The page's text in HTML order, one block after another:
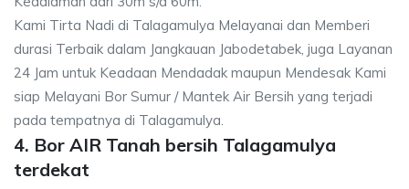
Kami Tirta Nadi di Talagamulya Melayanai dan Memberi
durasi Terbaik dalam Jangkauan Jabodetabek, juga Layanan
24 Jam untuk Keadaan Mendadak maupun Mendesak Kami
siap Melayani Bor Sumur / Mantek Air Bersih yang terjadi
pada tempatnya di Talagamulya.
4. Bor AIR Tanah bersih Talagamulya
terdekat